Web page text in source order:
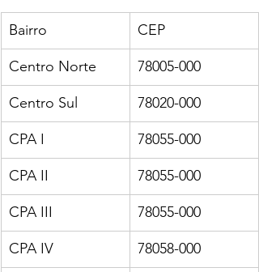
Bairro CEP
Centro Norte 78005-000
Centro Sul 78020-000
CPA I 78055-000
CPA II 78055-000
CPA III 78055-000
CPA IV 78058-000